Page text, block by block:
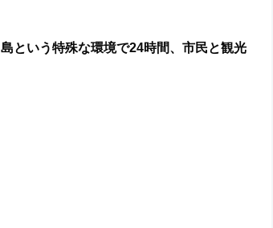
島という特殊な環境で24時間、市民と観光